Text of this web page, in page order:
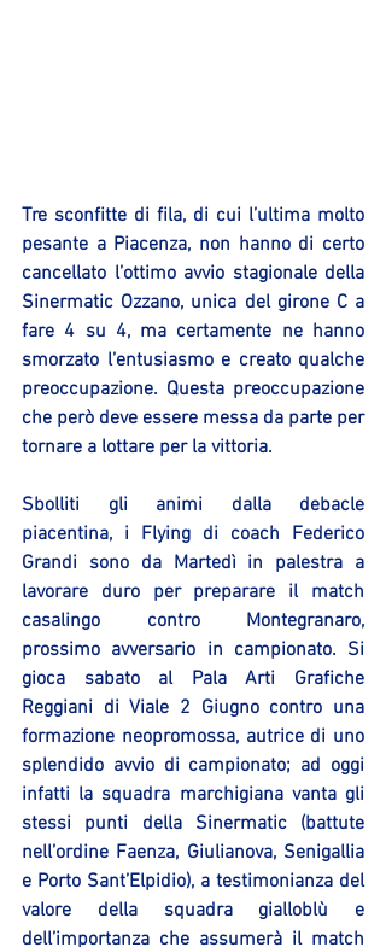
Tre sconfitte di fila, di cui l’ultima molto
pesante a Piacenza, non hanno di certo
cancellato l’ottimo avvio stagionale della
Sinermatic Ozzano, unica del girone C a
fare 4 su 4, ma certamente ne hanno
smorzato l’entusiasmo e creato qualche
preoccupazione. Questa preoccupazione
che però deve essere messa da parte per
tornare a lottare per la vittoria.
Sbolliti gli animi dalla debacle
piacentina, i Flying di coach Federico
Grandi sono da Martedì in palestra a
lavorare duro per preparare il match
casalingo contro Montegranaro,
prossimo avversario in campionato. Si
gioca sabato al Pala Arti Grafiche
Reggiani di Viale 2 Giugno contro una
formazione neopromossa, autrice di uno
splendido avvio di campionato; ad oggi
infatti la squadra marchigiana vanta gli
stessi punti della Sinermatic (battute
nell’ordine Faenza, Giulianova, Senigallia
e Porto Sant’Elpidio), a testimonianza del
valore della squadra gialloblù e
dell’importanza che assumerà il match